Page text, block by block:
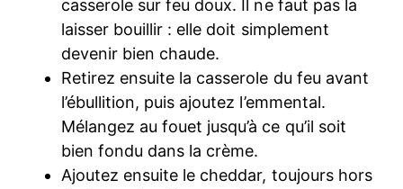
casserole sur feu doux. Il ne faut pas la
laisser bouillir : elle doit simplement
devenir bien chaude.
Retirez ensuite la casserole du feu avant
l’ébullition, puis ajoutez l’emmental.
Mélangez au fouet jusqu’à ce qu’il soit
bien fondu dans la crème.
Ajoutez ensuite le cheddar, toujours hors